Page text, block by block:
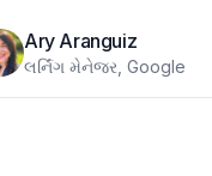
Ary Aranguiz
લર્નિંગ મેનેજર, Google